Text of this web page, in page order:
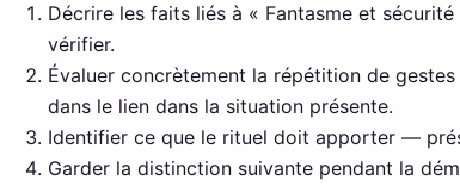
Décrire les faits liés à « Fantasme et
vérifier.
Évaluer concrètement la répétition de
dans le lien dans la situation présente.
Identifier ce que le rituel doit apporter —
Garder la distinction suivante pendant la